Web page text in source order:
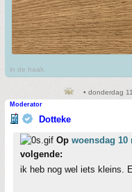
in de haak.
• donderdag
Moderator
Dotteke
Op woensdag 10
volgende:
ik heb nog wel iets kleins.